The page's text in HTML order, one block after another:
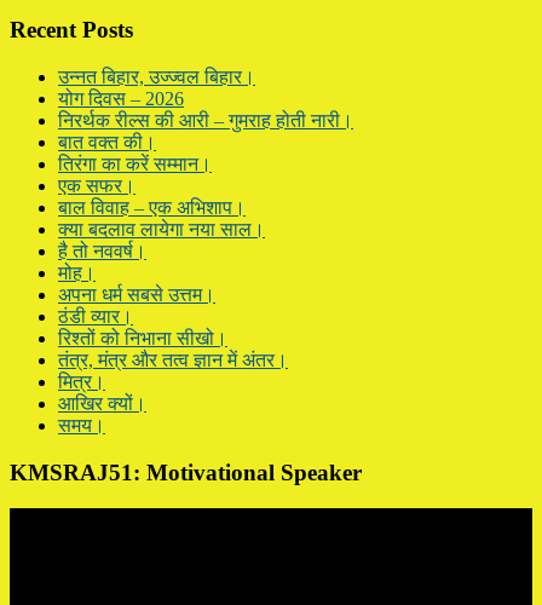
Sidebar
website
Recent Posts
उन्नत बिहार, उज्ज्वल बिहार।
योग दिवस – 2026
निरर्थक रील्स की आरी – गुमराह होती नारी।
बात वक्त की।
तिरंगा का करें सम्मान।
एक सफर।
बाल विवाह – एक अभिशाप।
क्या बदलाव लायेगा नया साल।
है तो नववर्ष।
मोह।
अपना धर्म सबसे उत्तम।
ठंडी व्यार।
रिश्तों को निभाना सीखो।
तंत्र, मंत्र और तत्व ज्ञान में अंतर।
मित्र।
आखिर क्यों।
समय।
KMSRAJ51: Motivational Speaker